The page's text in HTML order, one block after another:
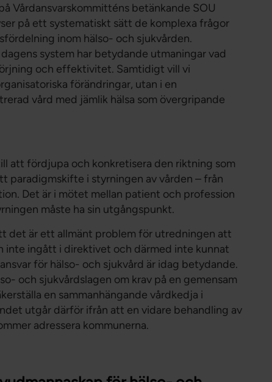
Vårdansvarskommitténs betänkande SOU
på ett systematiskt sätt de komplexa frågor
inom hälso- och sjukvården.
system har betydande utmaningar vad
och effektivitet. Samtidigt vill vi
förändringar, utan i en
vård med jämlik hälsa som övergripande
att fördjupa och konkretisera den riktning som
paradigmskifte i styrningen av vården – från
Det är i mötet mellan patient och profession
måste ha sin utgångspunkt.
det är ett allmänt problem för utredningen att
inte ingått i direktivet och därmed inte kunnat
för hälso- och sjukvård är idag betydande.
och sjukvårdslagen om krav på en gemensam
en sammanhängande vårdkedja i
utgår därför ifrån att en vidare behandling av
adressera kommunerna.